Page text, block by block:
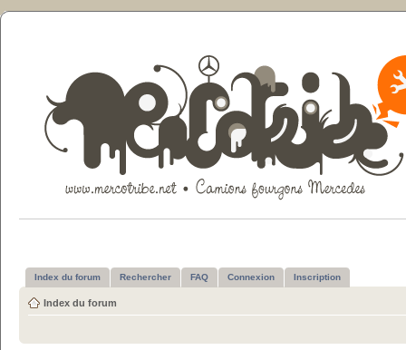
Index du forum Rechercher FAQ Connexion Inscription
Index du forum